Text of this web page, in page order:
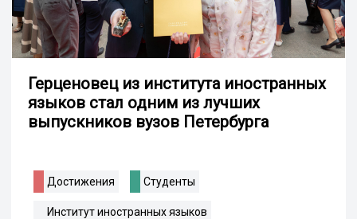
Герценовец из института иностранных
языков стал одним из лучших
выпускников вузов Петербурга
Достижения Студенты
Институт иностранных языков